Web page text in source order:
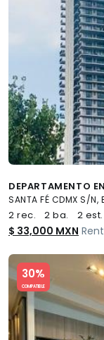
DEPARTAMENTO
SANTA FÉ CDMX S/
2 rec. 2 ba. 2 est.
$ 33,000 MXN
30%
COMPATIBLE
Slide 1 of 5